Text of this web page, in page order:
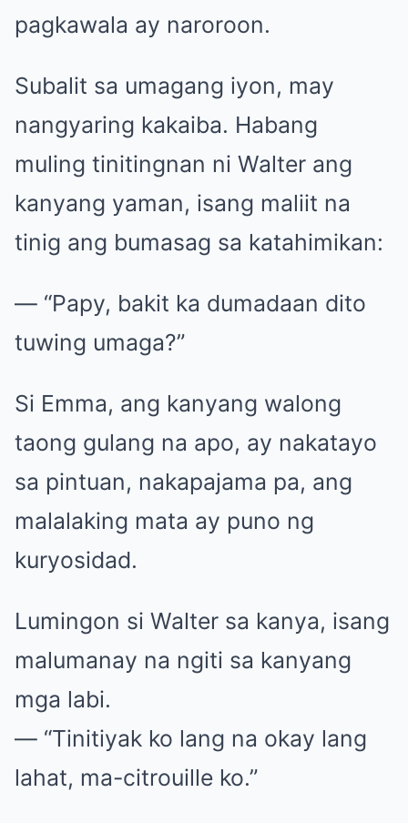
pagkawala ay naroroon.
Subalit sa umagang iyon, may
nangyaring kakaiba. Habang
muling tinitingnan ni Walter ang
kanyang yaman, isang maliit na
tinig ang bumasag sa katahimikan:
— “Papy, bakit ka dumadaan dito
tuwing umaga?”
Si Emma, ang kanyang walong
taong gulang na apo, ay nakatayo
sa pintuan, nakapajama pa, ang
malalaking mata ay puno ng
kuryosidad.
Lumingon si Walter sa kanya, isang
malumanay na ngiti sa kanyang
mga labi.
— “Tinitiyak ko lang na okay lang
lahat, ma-citrouille ko.”